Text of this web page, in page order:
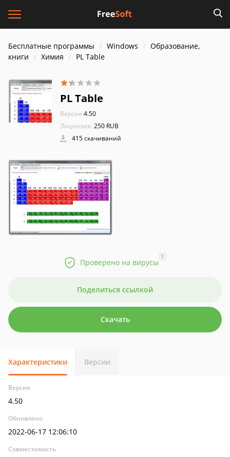
Бесплатные программы Windows
Образование,
книги
Химия PL Table
PL Table
Версия:4.50
Лицензия: 250 RUB
415 скачиваний
Проверено на вирусы
?
Поделиться ссылкой
Скачать
Характеристики Версии
Версия
4.50
Обновлено
2022-06-17 12:06:10
Совместимость